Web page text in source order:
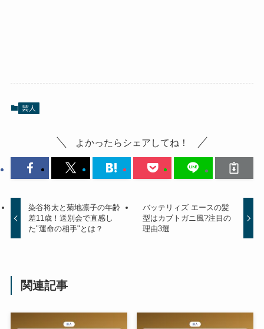
芸人
よかったらシェアしてね！
染谷将太と菊地凛子の年齢
差11歳！送別会で直感し
た"運命の相手"とは？
バッテリィズ エースの髪
型はカブトガニ風?注目の
理由3選
関連記事